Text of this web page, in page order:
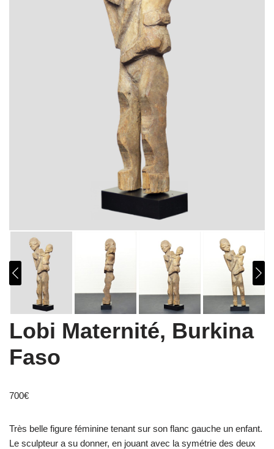
Lobi Maternité, Burkina
Faso
700€
Très belle figure féminine tenant sur son flanc gauche un enfant.
Le sculpteur a su donner, en jouant avec la symétrie des deux